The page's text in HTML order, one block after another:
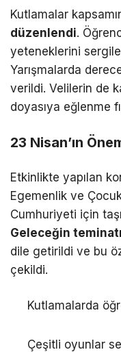
Kutlamalar
düzenlendi.
yeteneklerini
Yarışmalarda
verildi. Velilerin de
doyasıya eğlenme
23 Nisan’ın
Etkinlikte yapılan
Egemenlik ve Çocuk
Cumhuriyeti için
Geleceğin
dile getirildi ve bu
çekildi.
Kutlamalarda
Çeşitli oyunlar